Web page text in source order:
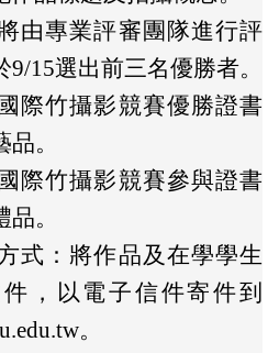
由專業評審團隊進行評
15選出前三名優勝者。
際竹攝影競賽優勝證書
。
際竹攝影競賽參與證書
。
式：將作品及在學學生
，以電子信件寄件到
。